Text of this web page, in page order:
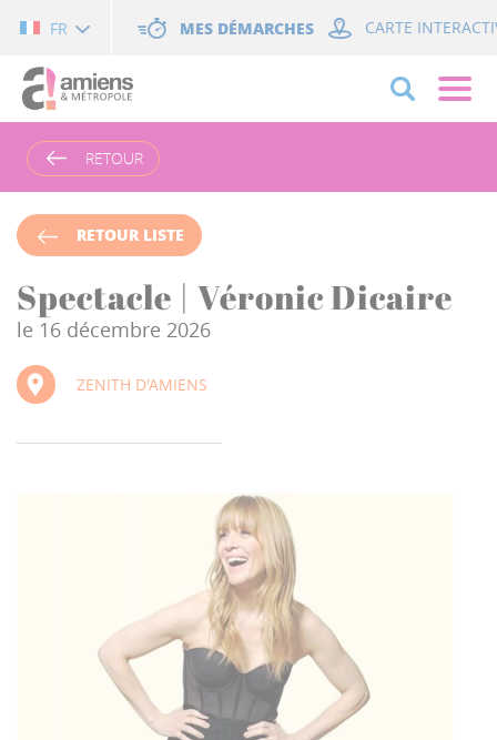
FR MES DÉMARCHES CARTE
RETOUR
RETOUR LISTE
Spectacle | Véronic Dicaire
le 16 décembre 2026
ZENITH D'AMIENS